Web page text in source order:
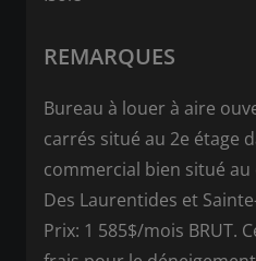
REMARQUES
Bureau à louer à aire
carrés situé au 2e étage
commercial bien situé
Des Laurentides et
Prix: 1 585$/mois BRUT.